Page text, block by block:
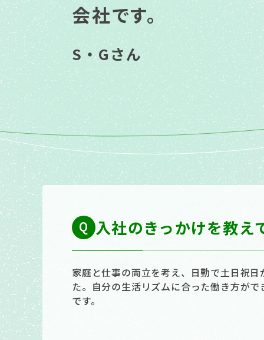
会社です。
S・Gさん
入社のきっかけを教え
家庭と仕事の両立を考え、日勤で土日祝
た。自分の生活リズムに合った働き方が
です。